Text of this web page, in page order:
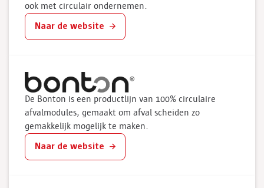
ook met circulair ondernemen.
Naar de website
De Bonton is een productlijn van 100% circulaire
afvalmodules, gemaakt om afval scheiden zo
gemakkelijk mogelijk te maken.
Naar de website